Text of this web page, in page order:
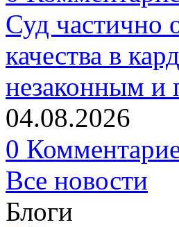
Суд
качества в
незаконным и
04.08.2026
0
Все новости
Блоги